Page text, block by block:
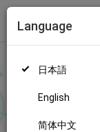
トップ
Language
日本語
English
简体中文
のファンが応援し